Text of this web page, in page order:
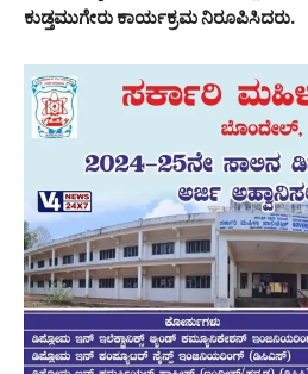
ಕುಡ್ತಮುಗೇರು ಕಾರ್ಯಕ್ರಮ ನಿರೂಪಿಸಿದರು.